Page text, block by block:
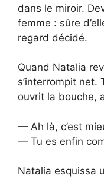
dans le miroir.
femme : sûre
regard décidé.
Quand Natalia
s’interrompit net.
ouvrit la bouche,
— Ah là, c’est
— Tu es enfin
Natalia esquissa